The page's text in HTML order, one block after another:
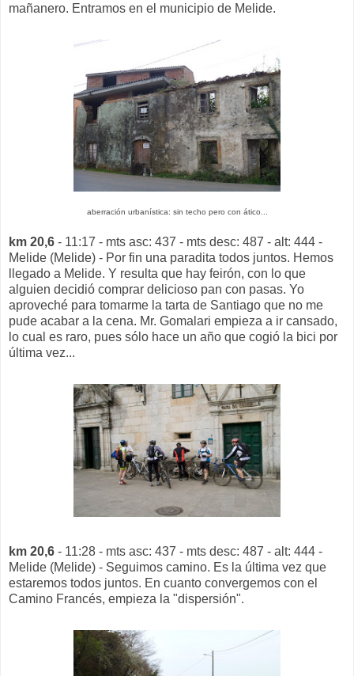
mañanero. Entramos en el municipio de Melide.
aberración urbanística: sin techo pero con ático...
km 20,6 - 11:17 - mts asc: 437 - mts desc: 487 - alt: 444 -
Melide (Melide) - Por fin una paradita todos juntos. Hemos
llegado a Melide. Y resulta que hay feirón, con lo que
alguien decidió comprar delicioso pan con pasas. Yo
aproveché para tomarme la tarta de Santiago que no me
pude acabar a la cena. Mr. Gomalari empieza a ir cansado,
lo cual es raro, pues sólo hace un año que cogió la bici por
última vez...
km 20,6 - 11:28 - mts asc: 437 - mts desc: 487 - alt: 444 -
Melide (Melide) - Seguimos camino. Es la última vez que
estaremos todos juntos. En cuanto convergemos con el
Camino Francés, empieza la "dispersión".